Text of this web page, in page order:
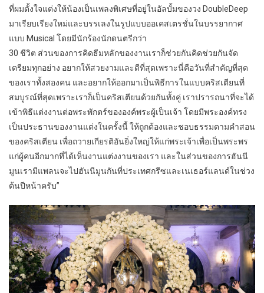
ที่ผมตั้งใจแต่งให้น้องเป็นเพลงพิเศษที่อยู่ในอัลบั้มของวง DoubleDeep
มาเรียบเรียงใหม่และบรรเลงในรูปแบบออเคสเตรชั่นในบรรยากาศ
แบบ Musical โดยมีนักร้องนักดนตรีกว่า
30 ชีวิต ส่วนของการคิดธีมหลักของงานเราก็ช่วยกันคิดช่วยกันจัด
เตรียมทุกอย่าง อยากให้สวยงามและดีที่สุดเพราะนี่คือวันที่สำคัญที่สุด
ของเราทั้งสองคน และอยากให้ออกมาเป็นพิธีการในแบบคริสเตียนที่
สมบูรณ์ที่สุดเพราะเราก็เป็นคริสเตียนด้วยกันทั้งคู่ เราปรารถนาที่จะได้
เข้าพิธีแต่งงานต่อพระพักตร์ขององค์พระผู้เป็นเจ้า โดยมีพระองค์ทรง
เป็นประธานของงานแต่งในครั้งนี้ ให้ถูกต้องและชอบธรรมตามคำสอน
ของคริสเตียน เพื่อถวายเกียรติอันยิ่งใหญ่ให้แก่พระเจ้าเพื่อเป็นพระพร
แก่ผู้คนอีกมากที่ได้เห็นงานแต่งงานของเรา และในส่วนของการฮันนี
มูนเรามีแพลนจะไปฮันนีมูนกันที่ประเทศกรีซและเนเธอร์แลนด์ในช่วง
ต้นปีหน้าครับ”